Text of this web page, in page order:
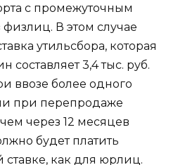
с промежуточным
В этом случае
утильсбора, которая
составляет 3,4 тыс. руб.
ввозе более одного
при перепродаже
через 12 месяцев
будет платить
ставке, как для юрлиц.